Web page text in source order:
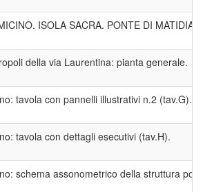
ISOLA SACRA. PONTE DI
della via Laurentina: pianta generale.
tavola con pannelli illustrativi n.2 (tav.G).
tavola con dettagli esecutivi (tav.H).
schema assonometrico della struttura